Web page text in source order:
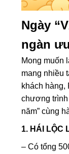
Ngày
ngàn
Mong muốn
mang nhiều
khách hàng,
chương
năm” cùng
1. HÁI LỘC
– Có tổng